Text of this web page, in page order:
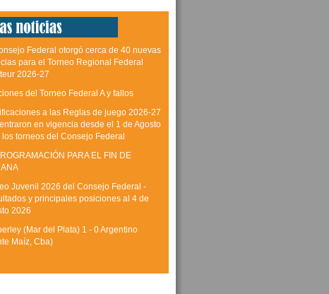
Federal otorgó cerca de 40 nuevas
para el Torneo Regional Federal
2026-27
del Torneo Federal A y fallos
a las Reglas de juego 2026-27
en vigencia desde el 1 de Agosto
los torneos del Consejo Federal
PARA EL FIN DE
Juvenil 2026 del Consejo Federal -
y principales posiciones al 4 de
2026
(Mar del Plata) 1 - 0 Argentino
Maíz, Cba)